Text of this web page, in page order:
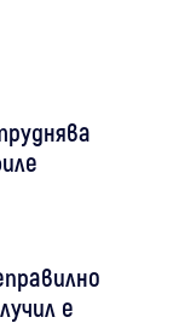
е